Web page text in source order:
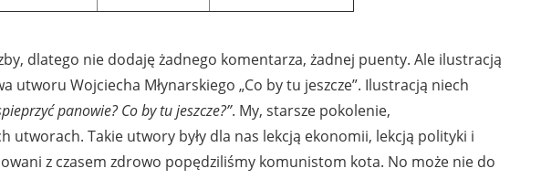
dlatego nie dodaję żadnego komentarza, żadnej puenty. Ale ilustracją
utworu Wojciecha Młynarskiego „Co by tu jeszcze”. Ilustracją niech
panowie? Co by tu jeszcze?”. My, starsze pokolenie,
utworach. Takie utwory były dla nas lekcją ekonomii, lekcją polityki i
z czasem zdrowo popędziliśmy komunistom kota. No może nie do